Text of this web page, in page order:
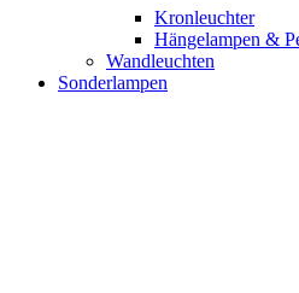
Kronleuchter
Hängelampen &
Wandleuchten
Sonderlampen